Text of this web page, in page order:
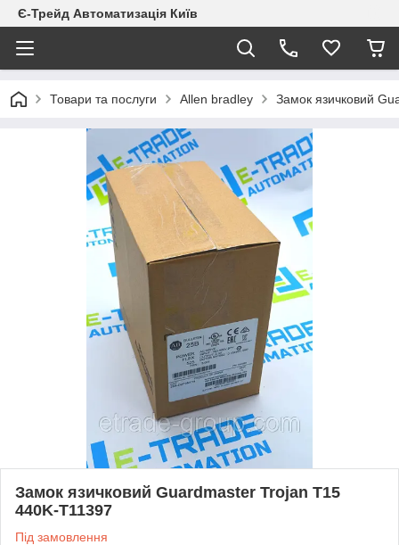
Є-Трейд Автоматизація Київ
Товари та послуги Allen bradley Замок язичковий
Замок язичковий Guardmaster Trojan T15
440K-T11397
Під замовлення